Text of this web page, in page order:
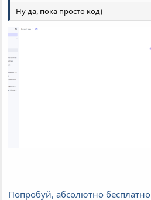
Ну да, пока просто код)
Попробуй, абсолютно бесплатно